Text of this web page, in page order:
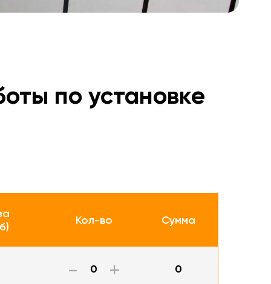
по установке
Кол-во Сумма
- + 0